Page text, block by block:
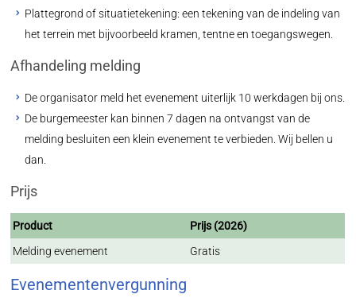
Plattegrond of situatietekening: een tekening van de indeling van
het terrein met bijvoorbeeld kramen, tentne en toegangswegen.
Afhandeling melding
De organisator meld het evenement uiterlijk 10 werkdagen bij ons.
De burgemeester kan binnen 7 dagen na ontvangst van de
melding besluiten een klein evenement te verbieden. Wij bellen u
dan.
Prijs
Product
Prijs (2026)
Melding evenement
Gratis
Evenementenvergunning